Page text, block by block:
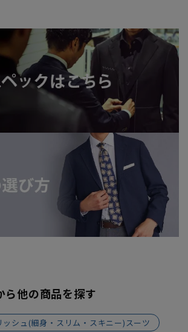
ら他の商品を探す
ッシュ(細身・スリム・スキニー)スーツ